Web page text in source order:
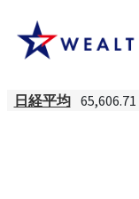
日経平均 65,606.71